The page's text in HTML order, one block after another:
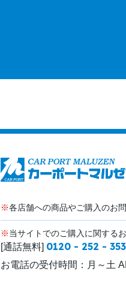
※各店舗への商品やご購入のお
※当サイトでのご購入に関する
[通話無料] 0120 - 252 - 353
お電話の受付時間： 月～土